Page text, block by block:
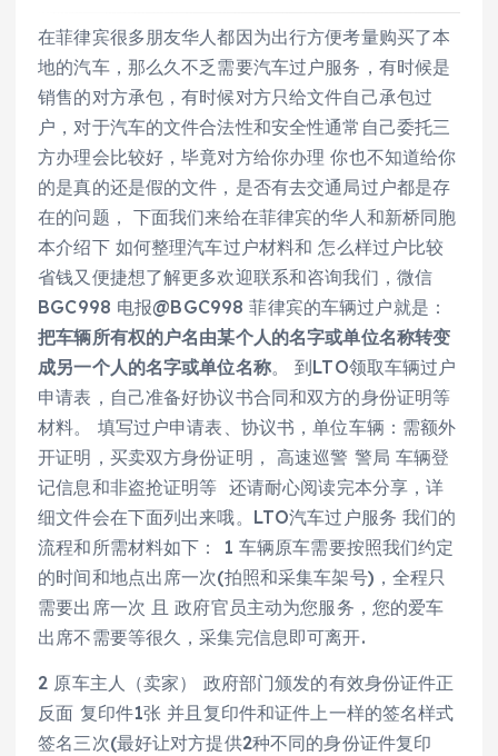
在菲律宾很多朋友华人都因为出行方便考量购买了本
地的汽车，那么久不乏需要汽车过户服务，有时候是
销售的对方承包，有时候对方只给文件自己承包过
户，对于汽车的文件合法性和安全性通常自己委托三
方办理会比较好，毕竟对方给你办理 你也不知道给你
的是真的还是假的文件，是否有去交通局过户都是存
在的问题， 下面我们来给在菲律宾的华人和新桥同胞
本介绍下 如何整理汽车过户材料和 怎么样过户比较
省钱又便捷想了解更多欢迎联系和咨询我们，微信
BGC998 电报@BGC998 菲律宾的车辆过户就是：
把车辆所有权的户名由某个人的名字或单位名称转变
成另一个人的名字或单位名称。 到LTO领取车辆过户
申请表，自己准备好协议书合同和双方的身份证明等
材料。 填写过户申请表、协议书，单位车辆：需额外
开证明，买卖双方身份证明， 高速巡警 警局 车辆登
记信息和非盗抢证明等 还请耐心阅读完本分享，详
细文件会在下面列出来哦。LTO汽车过户服务 我们的
流程和所需材料如下： 1 车辆原车需要按照我们约定
的时间和地点出席一次(拍照和采集车架号)，全程只
需要出席一次 且 政府官员主动为您服务，您的爱车
出席不需要等很久，采集完信息即可离开.
2 原车主人（卖家） 政府部门颁发的有效身份证件正
反面 复印件1张 并且复印件和证件上一样的签名样式
签名三次(最好让对方提供2种不同的身份证件复印